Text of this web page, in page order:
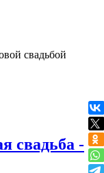
свадьба -